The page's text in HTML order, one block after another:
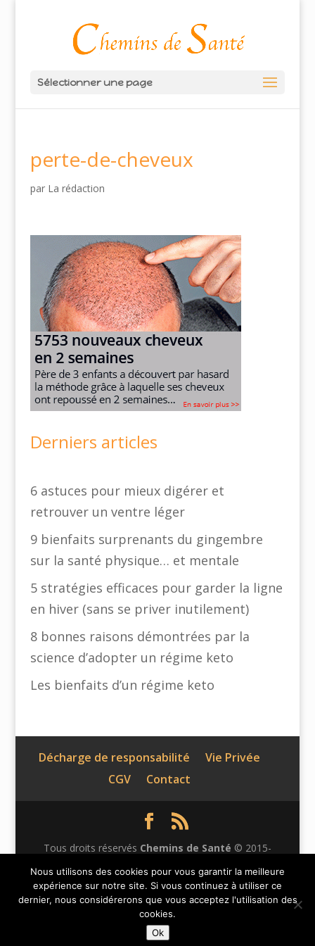
Sélectionner une page
perte-de-cheveux
par La rédaction
Derniers articles
6 astuces pour mieux digérer et
retrouver un ventre léger
9 bienfaits surprenants du gingembre
sur la santé physique… et mentale
5 stratégies efficaces pour garder la ligne
en hiver (sans se priver inutilement)
8 bonnes raisons démontrées par la
science d’adopter un régime keto
Les bienfaits d’un régime keto
Décharge de responsabilité
Vie Privée
CGV
Contact
Tous droits réservés Chemins de Santé © 2015-
2026 | Ce site n'appartient pas à Facebook et n'est pas
affilié à Facebook Inc. Le contenu de ce site web n'a
pas été vérifié par Facebook. Facebook est une marque
déposée de Facebook Inc.
Nous utilisons des cookies pour vous garantir la meilleure
expérience sur notre site. Si vous continuez à utiliser ce
dernier, nous considérerons que vous acceptez l'utilisation des
cookies.
Ok